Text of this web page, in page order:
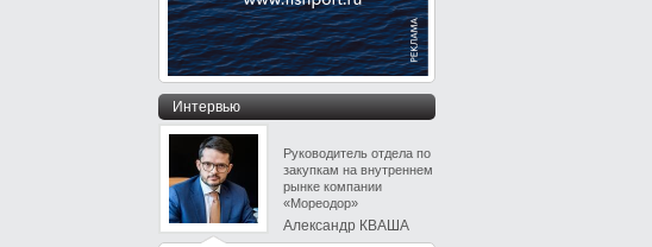
Интервью
Руководитель отдела по
закупкам на внутреннем
рынке компании
«Мореодор»
Александр КВАША